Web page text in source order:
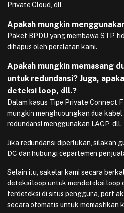
Private Cloud, dll.
Apakah mungkin
Paket BPDU yang membawa STP
dihapus oleh peralatan kami.
Apakah mungkin memasang
untuk redundansi? Juga,
deteksi loop, dll.?
Dalam kasus Tipe Private Connect
mungkin menghubungkan dua kabel
redundansi menggunakan LACP,
Jika redundansi diperlukan, silakan
DC dan hubungi departemen
Selain itu, sakelar kami secara
deteksi loop untuk mendeteksi loop
terdeteksi di situs pengguna, port
secara otomatis untuk memastikan